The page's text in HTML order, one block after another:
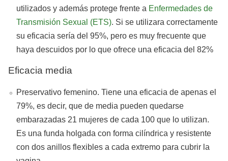
utilizados y además protege frente a Enfermedades de
Transmisión Sexual (ETS). Si se utilizara correctamente
su eficacia sería del 95%, pero es muy frecuente que
haya descuidos por lo que ofrece una eficacia del 82%
Eficacia media
Preservativo femenino. Tiene una eficacia de apenas el
79%, es decir, que de media pueden quedarse
embarazadas 21 mujeres de cada 100 que lo utilizan.
Es una funda holgada con forma cilíndrica y resistente
con dos anillos flexibles a cada extremo para cubrir la